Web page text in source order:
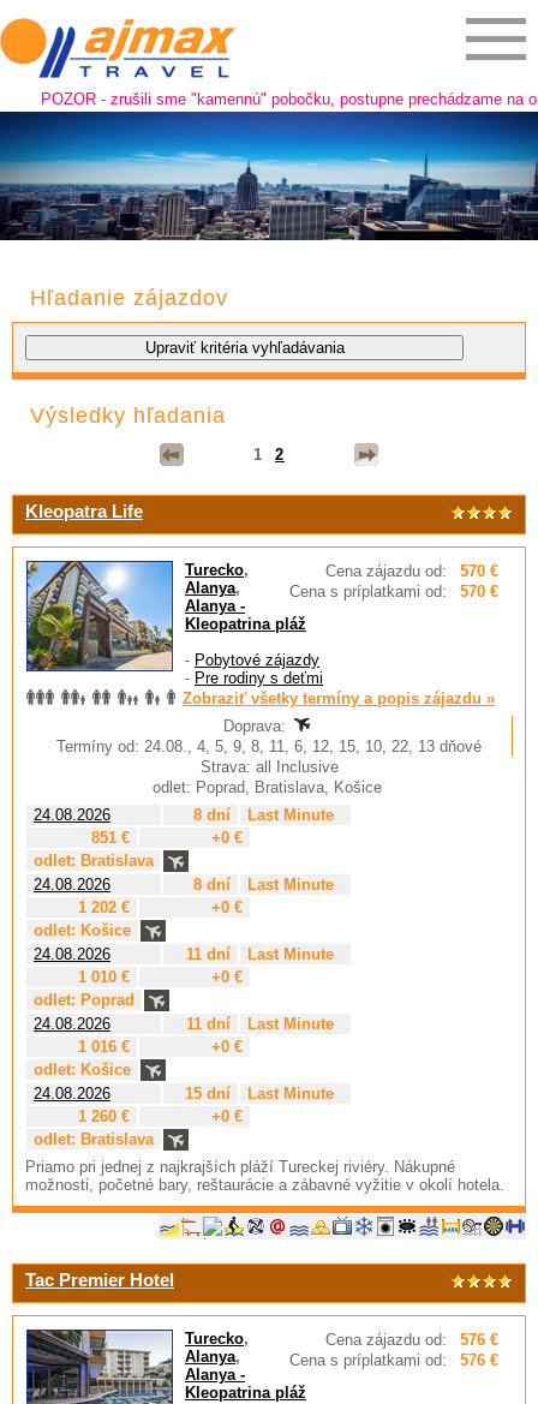
- zrušili sme "kamennú" pobočku, postupne prechádzame na
Hľadanie zájazdov
Výsledky hľadania
1 2
Kleopatra Life
Cena zájazdu od:
570 €
Cena s príplatkami od:
570 €
Turecko,
Alanya,
Alanya -
Kleopatrina pláž
- Pobytové zájazdy
- Pre rodiny s deťmi
Zobraziť všetky termíny a popis zájazdu »
Doprava:
Termíny od: 24.08., 4, 5, 9, 8, 11, 6, 12, 15, 10, 22, 13 dňové
Strava: all Inclusive
odlet: Poprad, Bratislava, Košice
24.08.2026
8 dní
Last Minute
851 €
+0 €
odlet: Bratislava
24.08.2026
8 dní
Last Minute
1 202 €
+0 €
odlet: Košice
24.08.2026
11 dní
Last Minute
1 010 €
+0 €
odlet: Poprad
24.08.2026
11 dní
Last Minute
1 016 €
+0 €
odlet: Košice
24.08.2026
15 dní
Last Minute
1 260 €
+0 €
odlet: Bratislava
Priamo pri jednej z najkrajších pláží Tureckej riviéry. Nákupné
možnosti, početné bary, reštaurácie a zábavné vyžitie v okolí hotela.
Tac Premier Hotel
Cena zájazdu od:
576 €
Cena s príplatkami od:
576 €
Turecko,
Alanya,
Alanya -
Kleopatrina pláž